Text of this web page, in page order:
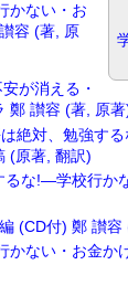
かない・お
容 (著, 原
が消える・
鄭 讃容 (著, 原
絶対、勉強す
(原著, 翻訳)
な!―学校行か
(CD付) 鄭 讃容
ない・お金か